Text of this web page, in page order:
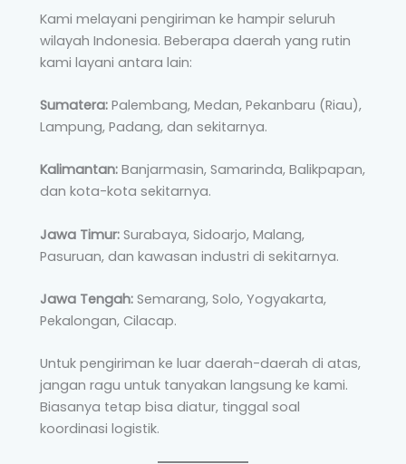
Kami melayani pengiriman ke hampir seluruh
wilayah Indonesia. Beberapa daerah yang rutin
kami layani antara lain:
Sumatera: Palembang, Medan, Pekanbaru (Riau),
Lampung, Padang, dan sekitarnya.
Kalimantan: Banjarmasin, Samarinda, Balikpapan,
dan kota-kota sekitarnya.
Jawa Timur: Surabaya, Sidoarjo, Malang,
Pasuruan, dan kawasan industri di sekitarnya.
Jawa Tengah: Semarang, Solo, Yogyakarta,
Pekalongan, Cilacap.
Untuk pengiriman ke luar daerah-daerah di atas,
jangan ragu untuk tanyakan langsung ke kami.
Biasanya tetap bisa diatur, tinggal soal
koordinasi logistik.